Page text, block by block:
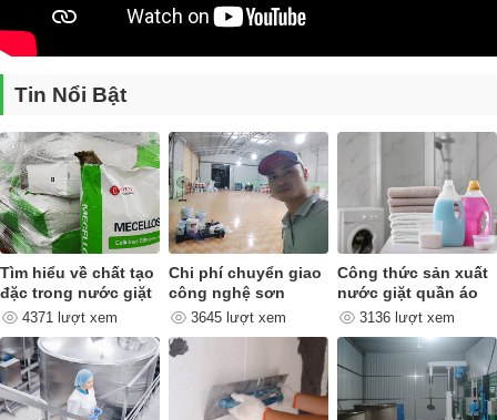
Những ưu điểm nổi bật của máy khuấy sơn
150kg, 200kg
Với thiết kế thùng lớn trục khuấy dài, cần độ cứng vững cao để máy
chắc chắn hơn.
Tốc độ phân tán ( khoảng trên 1000 rpm ) nên cần bộ truyền động tốt,
đồng tâm để thích hợp với máy.
Để đáp ứng tốt tất cả các nhu cầu trên, máy khuấy đã cung cấp 2
dòng máy khuấy trong phân khúc từ 150 – 200 lít để đa dạng cho
người dùng lựa chọn.
Tin Nổi Bật
Tìm hiểu về chất tạo
đặc trong nước giặt
4371 lượt xem
Chi phí chuyển giao
công nghệ sơn
3645 lượt xem
Công thức sản xuất
nước giặt quần áo
quan trọng như thế
nào ?
3136 lượt xem